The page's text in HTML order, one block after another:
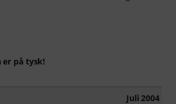
er på tysk!
Juli 2004